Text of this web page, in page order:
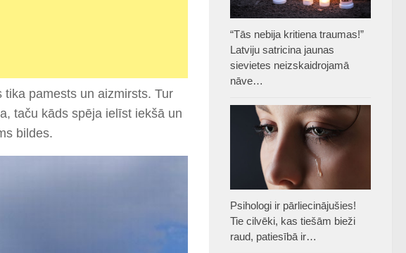
pamests un aizmirsts. Tur
taču kāds spēja ielīst iekšā un
bildes.
“Tās nebija kritiena traumas!”
Latviju satricina jaunas
sievietes neizskaidrojamā
nāve…
Psihologi ir pārliecinājušies!
Tie cilvēki, kas tiešām bieži
raud, patiesībā ir…